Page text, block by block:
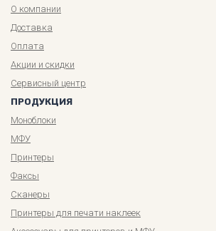
О компании
Доставка
Оплата
Акции и скидки
Сервисный центр
ПРОДУКЦИЯ
Моноблоки
МФУ
Принтеры
Факсы
Сканеры
Принтеры для печати наклеек